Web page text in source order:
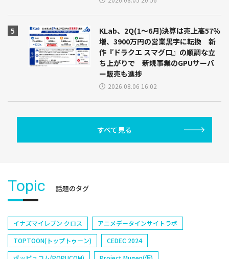
KLab、2Q(1～6月)決算は売上高57％
増、3900万円の営業黒字に転換 新
作『ドラクエ スマグロ』の順調な立
ち上がりで 新規事業のGPUサーバ
ー販売も進捗
2026.08.06 16:02
すべて見る
Topic 話題のタグ
イナズマイレブン クロス
アニメデータインサイトラボ
TOPTOON(トップトゥーン)
CEDEC 2024